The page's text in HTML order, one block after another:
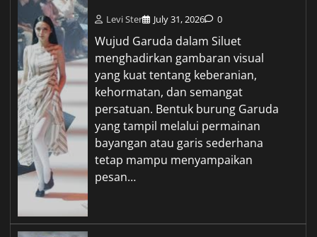
Levi Ster July 31, 2026 0
Wujud Garuda dalam Siluet
menghadirkan gambaran visual
yang kuat tentang keberanian,
kehormatan, dan semangat
persatuan. Bentuk burung Garuda
yang tampil melalui permainan
bayangan atau garis sederhana
tetap mampu menyampaikan
pesan…